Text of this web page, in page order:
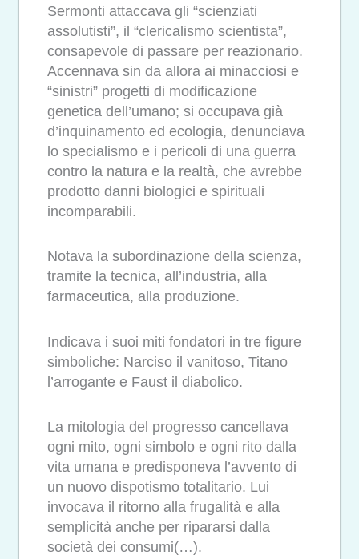
Sermonti attaccava gli “scienziati
assolutisti”, il “clericalismo scientista”,
consapevole di passare per reazionario.
Accennava sin da allora ai minacciosi e
“sinistri” progetti di modificazione
genetica dell’umano; si occupava già
d’inquinamento ed ecologia, denunciava
lo specialismo e i pericoli di una guerra
contro la natura e la realtà, che avrebbe
prodotto danni biologici e spirituali
incomparabili.
Notava la subordinazione della scienza,
tramite la tecnica, all’industria, alla
farmaceutica, alla produzione.
Indicava i suoi miti fondatori in tre figure
simboliche: Narciso il vanitoso, Titano
l’arrogante e Faust il diabolico.
La mitologia del progresso cancellava
ogni mito, ogni simbolo e ogni rito dalla
vita umana e predisponeva l’avvento di
un nuovo dispotismo totalitario. Lui
invocava il ritorno alla frugalità e alla
semplicità anche per ripararsi dalla
società dei consumi(…).